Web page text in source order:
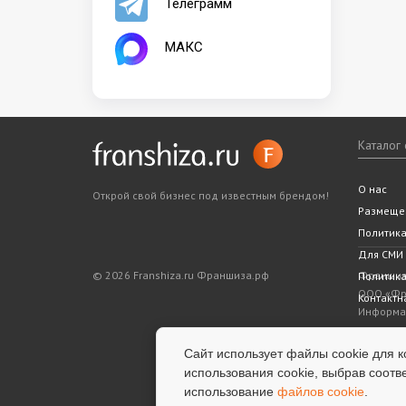
Телеграмм
МАКС
Открой свой бизнес под известным брендом! Все
Статьи
Словарь
5 шагов
О нас
Для СМИ
© 2026 Franshiza.ru Франшиза.рф
ООО
Сайт использует файлы cookie для
использования cookie, выбрав
использование файлов cookie